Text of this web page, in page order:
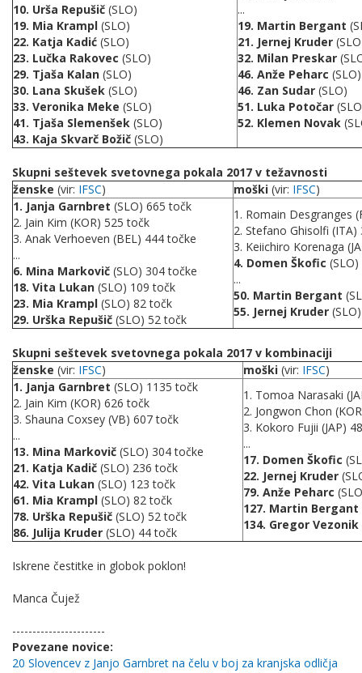
10. Urša Repušič (SLO)
19. Mia Krampl (SLO)
22. Katja Kadić (SLO)
23. Lučka Rakovec (SLO)
29. Tjaša Kalan (SLO)
30. Lana Skušek (SLO)
33. Veronika Meke (SLO)
41. Tjaša Slemenšek (SLO)
43. Kaja Skvarč Božič (SLO)
...
19. Martin Bergant
21. Jernej Kruder
32. Milan Preskar
46. Anže Peharc (SLO)
46. Zan Sudar (SLO)
51. Luka Potočar
52. Klemen Novak
Skupni seštevek svetovnega pokala 2017 v težavnosti
ženske (vir: IFSC) moški (vir: IFSC)
1. Janja Garnbret (SLO) 665 točk
2. Jain Kim (KOR) 525 točk
3. Anak Verhoeven (BEL) 444 točke
...
6. Mina Markovič (SLO) 304 točke
18. Vita Lukan (SLO) 109 točk
23. Mia Krampl (SLO) 82 točk
29. Urška Repušič (SLO) 52 točk
1. Romain Desgranges
2. Stefano Ghisolfi (ITA)
3. Keiichiro Korenaga
4. Domen Škofic
...
50. Martin Bergant
55. Jernej Kruder
Skupni seštevek svetovnega pokala 2017 v kombinaciji
ženske (vir: IFSC) moški (vir: IFSC)
1. Janja Garnbret (SLO) 1135 točk
2. Jain Kim (KOR) 626 točk
3. Shauna Coxsey (VB) 607 točk
...
13. Mina Markovič (SLO) 304 točke
21. Katja Kadič (SLO) 236 točk
42. Vita Lukan (SLO) 123 točk
61. Mia Krampl (SLO) 82 točk
78. Urška Repušič (SLO) 52 točk
86. Julija Kruder (SLO) 44 točk
1. Tomoa Narasaki
2. Jongwon Chon
3. Kokoro Fujii (JAP)
...
17. Domen Škofic
22. Jernej Kruder
79. Anže Peharc
127. Martin Bergant
134. Gregor Vezonik
Iskrene čestitke in globok poklon!
Manca Čujež
-----------------------
Povezane novice:
20 Slovencev z Janjo Garnbret na čelu v boj za kranjska odličja